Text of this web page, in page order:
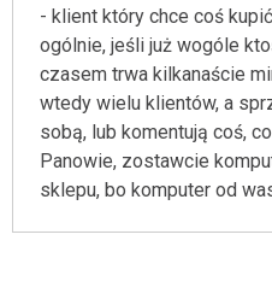
- klient który chce coś
ogólnie, jeśli już wogóle
czasem trwa kilkanaście
wtedy wielu klientów, a
sobą, lub komentują coś,
Panowie, zostawcie
sklepu, bo komputer od